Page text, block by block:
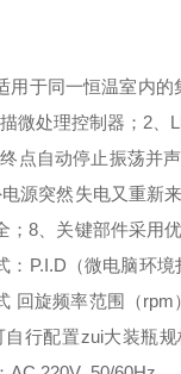
于同一恒温室内
微处理控制器； 2、
点自动停止振荡并声
源突然失电又重新
；8、关键部件采用
：P.I.D（微电脑环境
回旋频率范围（rpm
自行配置zui大装瓶